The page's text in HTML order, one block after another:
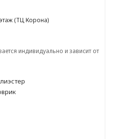
(ТЦ Корона)
индивидуально и зависит от